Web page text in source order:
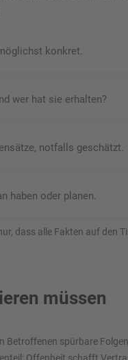
konkret.
wer hat sie erhalten?
notfalls geschätzt.
haben oder planen.
dass alle Fakten auf den
müssen
spürbare